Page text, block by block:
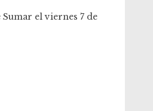
el viernes 7 de